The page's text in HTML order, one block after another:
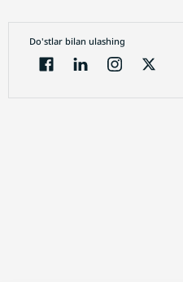
Do'stlar bilan ulashing